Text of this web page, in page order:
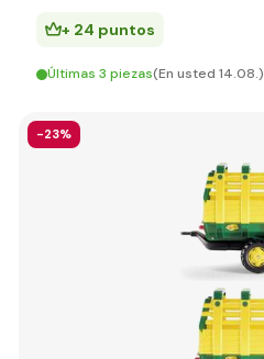
+ 24 puntos
Últimas 3 piezas(En usted 14.08.)
-23%